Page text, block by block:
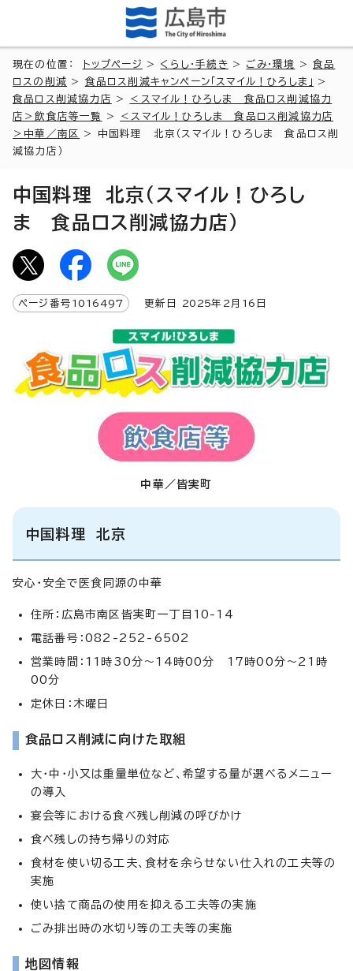
現在の位置： トップページ > くらし・手続き > ごみ・環境 >食品
ロスの削減 > 食品ロス削減キャンペーン「スマイル！ひろしま」
>
食品ロス削減協力店
>
＜スマイル！ひろしま 食品ロス削減協力
店＞飲食店等一覧
>
＜スマイル！ひろしま 食品ロス削減協力店
＞中華／南区
> 中国料理 北京（スマイル！ひろしま 食品ロス削
減協力店）
中国料理 北京（スマイル！ひろし
ま 食品ロス削減協力店）
ページ番号 1016497 更新日 2025年2月 16 日
中華／皆実町
中国料理 北京
安心・安全で医食同源の中華
住所：広島市南区皆実町一丁目10-14
電話番号：082-252-6502
営業時間：11時30分～14時00分 17時00分～21時
00分
定休日：木曜日
食品ロス削減に向けた取組
大・中・小又は重量単位など、希望する量が選べるメニュー
の導入
宴会等における食べ残し削減の呼びかけ
食べ残しの持ち帰りの対応
食材を使い切る工夫、食材を余らせない仕入れの工夫等の
実施
使い捨て商品の使用を抑える工夫等の実施
ごみ排出時の水切り等の工夫等の実施
地図情報